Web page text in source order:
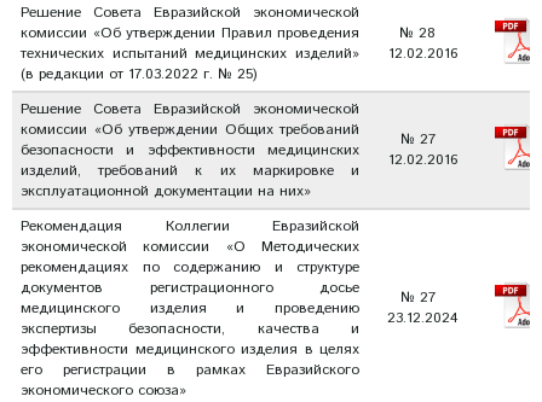
Решение Совета Евразийской экономической
комиссии «Об утверждении Правил проведения
технических испытаний медицинских изделий»
(в редакции от 17.03.2022 г. № 25)
№ 28
12.02.2016
Решение Совета Евразийской экономической
комиссии «Об утверждении Общих требований
безопасности и эффективности медицинских
изделий, требований к их маркировке и
эксплуатационной документации на них»
№ 27
12.02.2016
Рекомендация Коллегии Евразийской
экономической комиссии «О Методических
рекомендациях по содержанию и структуре
документов регистрационного досье
медицинского изделия и проведению
экспертизы безопасности, качества и
эффективности медицинского изделия в целях
его регистрации в рамках Евразийского
экономического союза»
№ 27
23.12.2024